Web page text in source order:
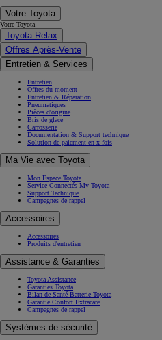
Votre Toyota
Votre Toyota
Toyota Relax
Offres Après-Vente
Entretien & Services
Entretien
Offres du moment
Entretien & Réparation
Pneumatiques
Pièces d'origine
Bris de glace
Carrosserie
Documentation & Support technique
Solution de paiement en x fois
Ma Vie avec Toyota
Mon Espace Toyota
Service Connectés My Toyota
Support Technique
Campagnes de rappel
Accessoires
Accessoires
Produits d'entretien
Assistance & Garanties
Toyota Assistance
Garanties Toyota
Bilan de Santé Batterie Toyota
Garantie Confort Extracare
Campagnes de rappel
Systèmes de sécurité